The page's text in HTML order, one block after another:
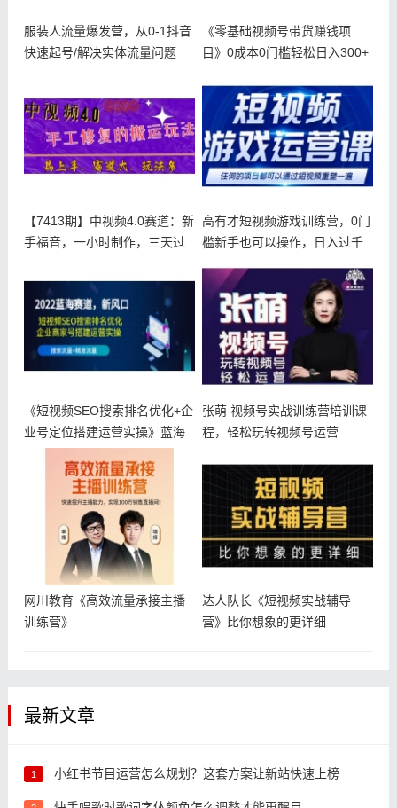
服装人流量爆发营，从0-1抖音
快速起号/解决实体流量问题
《零基础视频号带货赚钱项
目》0成本0门槛轻松日入300+
【7413期】中视频4.0赛道：新
手福音，一小时制作，三天过
高有才短视频游戏训练营，0门
槛新手也可以操作，日入过千
《短视频SEO搜索排名优化+企
业号定位搭建运营实操》蓝海
张萌 视频号实战训练营培训课
程，轻松玩转视频号运营
网川教育《高效流量承接主播
训练营》
达人队长《短视频实战辅导
营》比你想象的更详细
最新文章
1 小红书节目运营怎么规划？这套方案让新站快速上榜